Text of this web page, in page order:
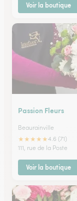
Voir la boutique
Passion Fleurs
Beaurainville
★★★★★4.6 (71)
111, rue de la Poste
Voir la boutique